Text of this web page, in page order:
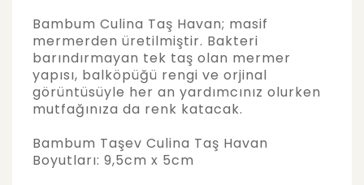
Bambum Culina Taş Havan; masif
mermerden üretilmiştir. Bakteri
barındırmayan tek taş olan mermer
yapısı, balköpüğü rengi ve orjinal
görüntüsüyle her an yardımcınız olurken
mutfağınıza da renk katacak.
Bambum Taşev Culina Taş Havan
Boyutları: 9,5cm x 5cm